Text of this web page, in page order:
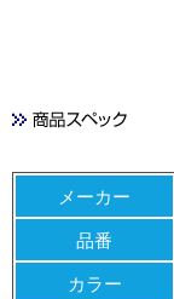
メーカー
品番
カラー